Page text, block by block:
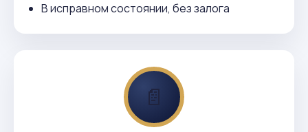
В исправном состоянии, без залога
📄